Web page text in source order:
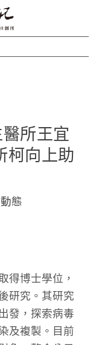
所王宜
柯向上助
態
得博士學位，
研究。其研究
發，探索病毒
及複製。目前